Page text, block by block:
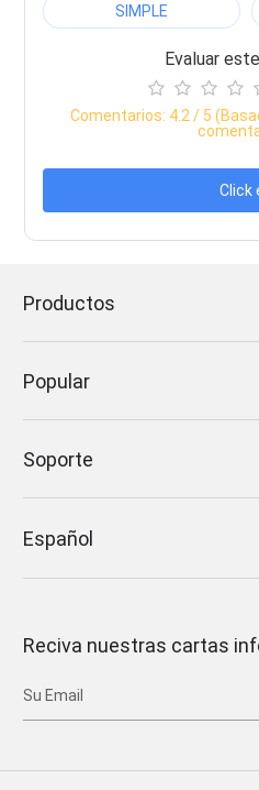
SIMPLE
Evaluar
Comentarios: 4.2 / 5
Click
Productos
Popular
Soporte
Español
Reciva nuestras cartas